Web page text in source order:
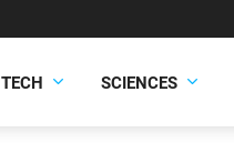
TECH SCIENCES